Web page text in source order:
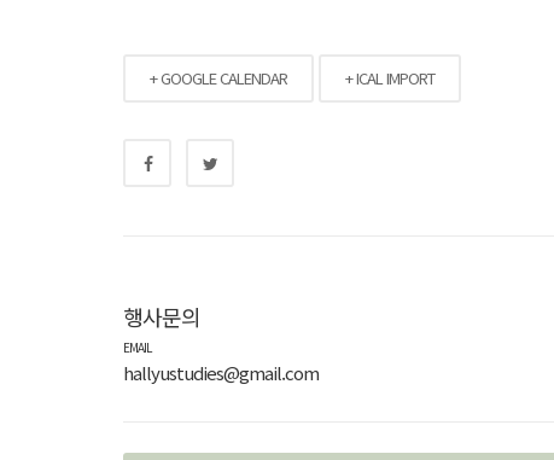
+ GOOGLE CALENDAR + ICAL IMPORT
행사문의
EMAIL
hallyustudies@gmail.com